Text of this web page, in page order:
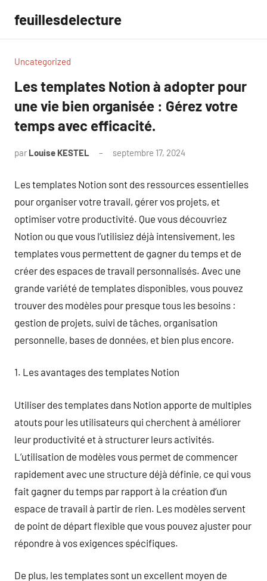
contenu
feuillesdelecture
Uncategorized
Les templates Notion à adopter pour
une vie bien organisée : Gérez votre
temps avec efficacité.
par Louise KESTEL septembre 17, 2024
Les templates Notion sont des ressources essentielles
pour organiser votre travail, gérer vos projets, et
optimiser votre productivité. Que vous découvriez
Notion ou que vous l’utilisiez déjà intensivement, les
templates vous permettent de gagner du temps et de
créer des espaces de travail personnalisés. Avec une
grande variété de templates disponibles, vous pouvez
trouver des modèles pour presque tous les besoins :
gestion de projets, suivi de tâches, organisation
personnelle, bases de données, et bien plus encore.
1. Les avantages des templates Notion
Utiliser des templates dans Notion apporte de multiples
atouts pour les utilisateurs qui cherchent à améliorer
leur productivité et à structurer leurs activités.
L’utilisation de modèles vous permet de commencer
rapidement avec une structure déjà définie, ce qui vous
fait gagner du temps par rapport à la création d’un
espace de travail à partir de rien. Les modèles servent
de point de départ flexible que vous pouvez ajuster pour
répondre à vos exigences spécifiques.
De plus, les templates sont un excellent moyen de